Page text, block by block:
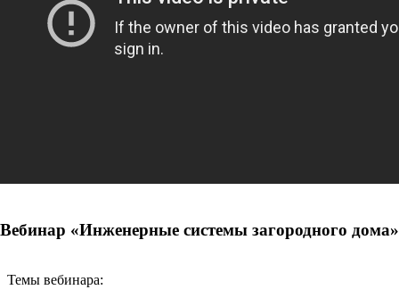
Вебинар «Инженерные системы загородного дома»
Темы вебинара: